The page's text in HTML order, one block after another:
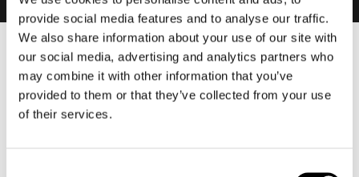
provide social media features and to analyse our traffic.
We also share information about your use of our site with
our social media, advertising and analytics partners who
may combine it with other information that you’ve
provided to them or that they’ve collected from your use
of their services.
Heren
Motorkleding heren
Motorjas heren